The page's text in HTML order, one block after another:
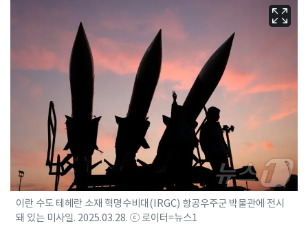
이란 수도 테헤란 소재 혁명수비대(IRGC) 항공우주군 박물관에 전시
돼 있는 미사일. 2025.03.28. ⓒ 로이터=뉴스1